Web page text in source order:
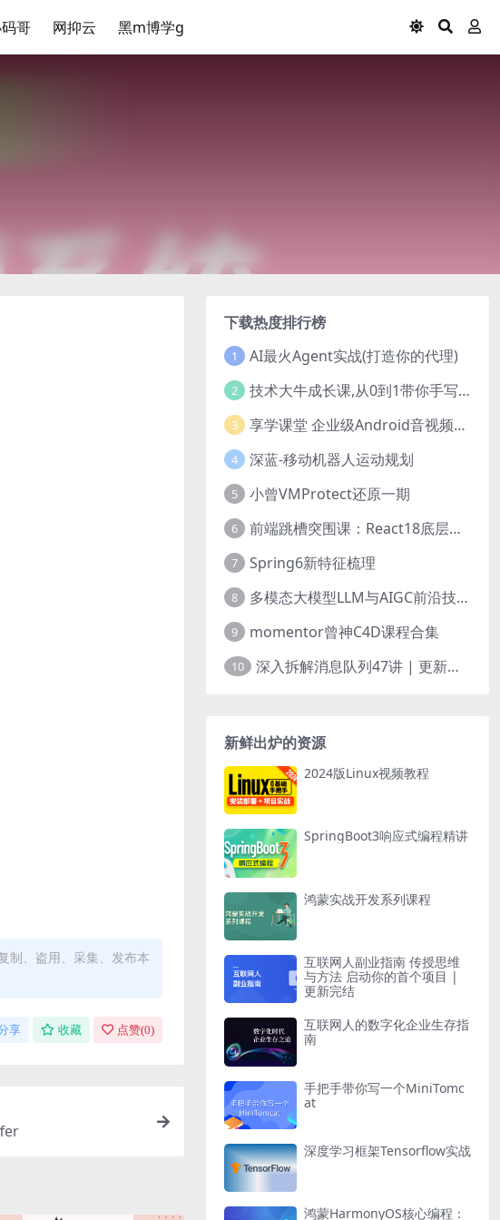
哥 网抑云 黑m博学g
制、盗用、采集、发布本
享 收藏 点赞(0)
下载热度排行榜
1 AI最火Agent实战(打造你的代理)
2 技术大牛成长课,从0到1带你手写一个数据库系统
3 享学课堂 企业级Android音视频开发学习路线+项目实战（附源码）
4 深蓝-移动机器人运动规划
5 小曾VMProtect还原一期
6 前端跳槽突围课：React18底层源码深入剖析
7 Spring6新特征梳理
8 多模态大模型LLM与AIGC前沿技术实战
9 momentor曾神C4D课程合集
10 深入拆解消息队列47讲 | 更新完结
新鲜出炉的资源
2024版Linux视频教程
SpringBoot3响应式编程精讲
鸿蒙实战开发系列课程
互联网人副业指南 传授思维
与方法 启动你的首个项目 |
更新完结
互联网人的数字化企业生存指
南
手把手带你写一个MiniTomc
at
深度学习框架Tensorflow实战
鸿蒙HarmonyOS核心编程：